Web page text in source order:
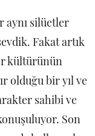
aynı silüetler
Fakat artık
kültürünün
olduğu bir yıl ve
sahibi ve
Son